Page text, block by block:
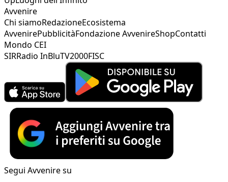
Avvenire
Chi siamoRedazioneEcosistema
AvvenirePubblicitàFondazione AvvenireShopContatti
Mondo CEI
SIRRadio InBluTV2000FISC
Segui Avvenire su